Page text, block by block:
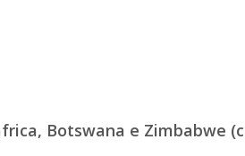
Botswana e Zimbabwe